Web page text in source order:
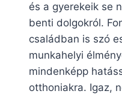
és a gyerekeik se
benti dolgokról.
családban is szó
munkahelyi
mindenképp
otthoniakra. Igaz,